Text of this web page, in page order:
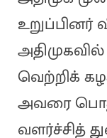
அதிமுகவில்
வெற்றிக்
அவரை
வளர்ச்சித்